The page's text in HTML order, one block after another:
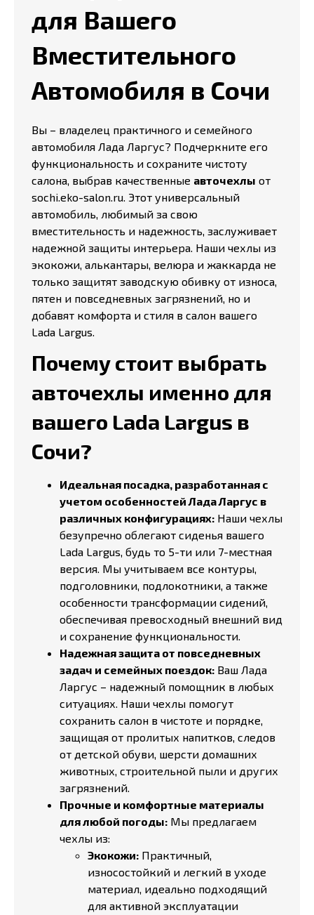
для Вашего
Вместительного
Автомобиля в Сочи
Вы – владелец практичного и семейного
автомобиля Лада Ларгус? Подчеркните его
функциональность и сохраните чистоту
салона, выбрав качественные авточехлы от
sochi.eko-salon.ru. Этот универсальный
автомобиль, любимый за свою
вместительность и надежность, заслуживает
надежной защиты интерьера. Наши чехлы из
экокожи, алькантары, велюра и жаккарда не
только защитят заводскую обивку от износа,
пятен и повседневных загрязнений, но и
добавят комфорта и стиля в салон вашего
Lada Largus.
Почему стоит выбрать
авточехлы именно для
вашего Lada Largus в
Сочи?
Идеальная посадка, разработанная с
учетом особенностей Лада Ларгус в
различных конфигурациях: Наши чехлы
безупречно облегают сиденья вашего
Lada Largus, будь то 5-ти или 7-местная
версия. Мы учитываем все контуры,
подголовники, подлокотники, а также
особенности трансформации сидений,
обеспечивая превосходный внешний вид
и сохранение функциональности.
Надежная защита от повседневных
задач и семейных поездок: Ваш Лада
Ларгус – надежный помощник в любых
ситуациях. Наши чехлы помогут
сохранить салон в чистоте и порядке,
защищая от пролитых напитков, следов
от детской обуви, шерсти домашних
животных, строительной пыли и других
загрязнений.
Прочные и комфортные материалы
для любой погоды: Мы предлагаем
чехлы из:
Экокожи: Практичный,
износостойкий и легкий в уходе
материал, идеально подходящий
для активной эксплуатации